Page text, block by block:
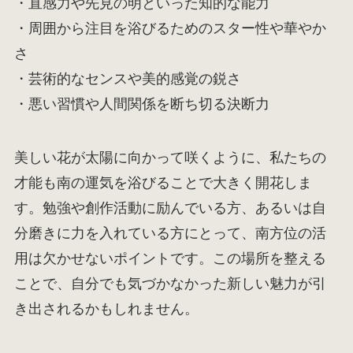
・直感力や先見の明といった知的な能力
・周囲から注目を浴びるためのスター性や華やか
さ
・芸術的なセンスや美的感覚の鋭さ
・悪い習慣や人間関係を断ち切る決断力
美しい花が太陽に向かって咲くように、私たちの
才能も南の運気を浴びることで大きく開花しま
す。勉強や創作活動に励んでいる方、あるいは自
分磨きに力を入れている方にとって、南方位の活
用は欠かせないポイントです。この場所を整える
ことで、自分でも気づかなかった新しい魅力が引
き出されるかもしれません。